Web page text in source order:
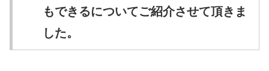
もできるについてご紹介させて頂きま
した。